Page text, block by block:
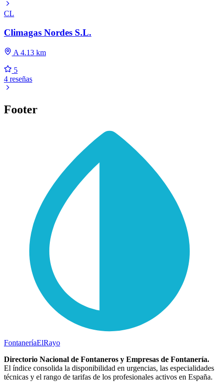
CL
Climagas Nordes S.L.
A 4.13 km
5
4 reseñas
Footer
FontaneríaElRayo
Directorio Nacional de Fontaneros y Empresas de Fontanería.
El índice consolida la disponibilidad en urgencias, las especialidades
técnicas y el rango de tarifas de los profesionales activos en España.